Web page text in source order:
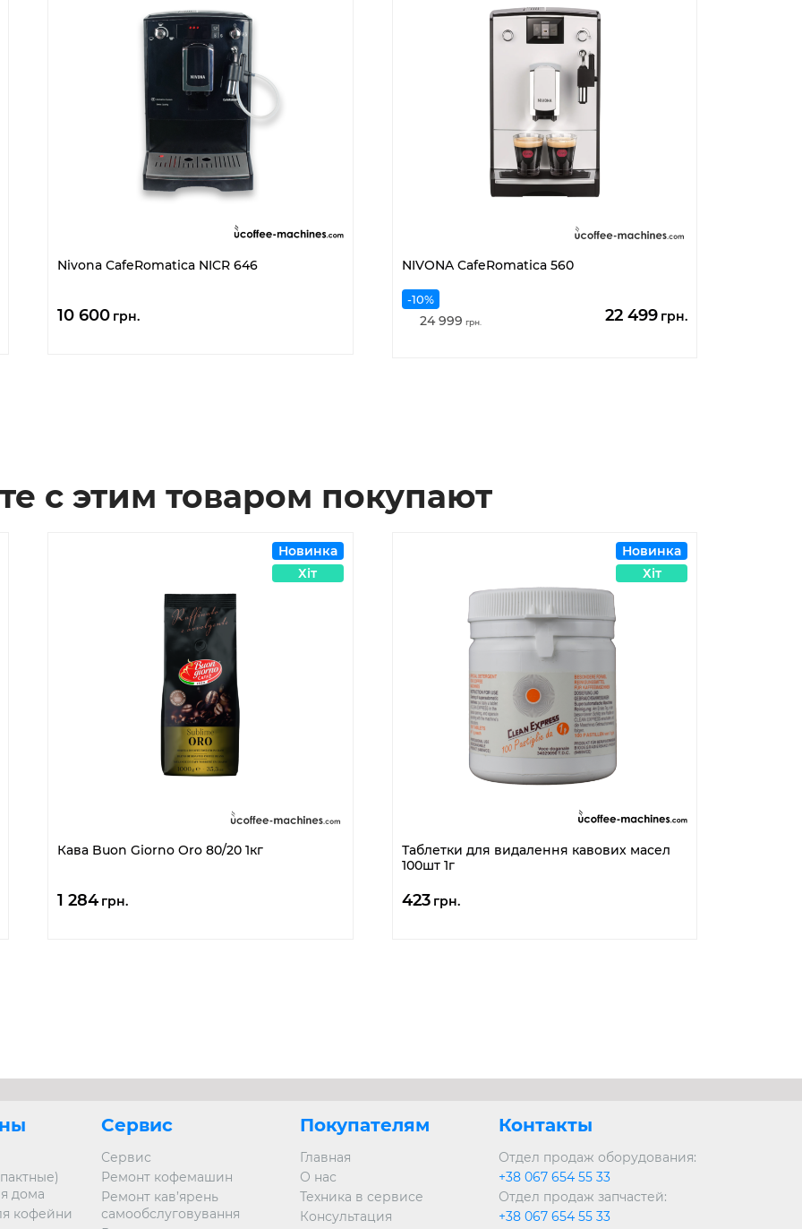
Nivona CafeRomatica NICR 646
10 600 грн.
NIVONA CafeRomatica 560
-10%
24 999 грн.
Первоначальная
22 499 грн.Текущая
с этим товаром покупают
Кава Buon Giorno Oro 80/20 1кг
Новинка
Хіт
1 284 грн.
Таблетки для видалення кавових масел
100шт 1г
Новинка
Хіт
423 грн.
Контакты
Отдел продаж оборудования:
+38 067 654 55 33
Отдел продаж запчастей:
+38 067 654 55 33
Покупателям
Главная
О нас
Техника в сервисе
Консультация
Сервис
Сервис
Ремонт кофемашин
Ремонт кав’ярень
самообслуговування
дома
кофейни